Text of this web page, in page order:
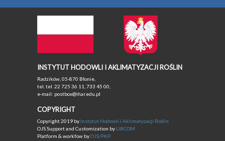
INSTYTUT HODOWLI I AKLIMATYZACJI ROŚLIN
Radzików, 05-870 Błonie,
tel. tel. 22 725 36 11, 733 45 00,
e-mail: postbox@ihar.edu.pl
COPYRIGHT
Copyright 2019 by Instytut Hodowli i Aklimatyzacji Roślin
OJS Support and Customization by LIBCOM
Platform & workfow byOJS/PKP